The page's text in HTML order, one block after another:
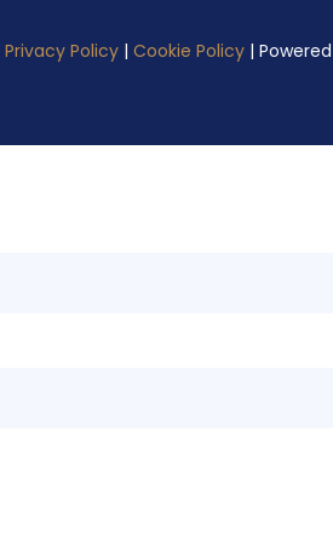
Privacy Policy | Cookie Policy |